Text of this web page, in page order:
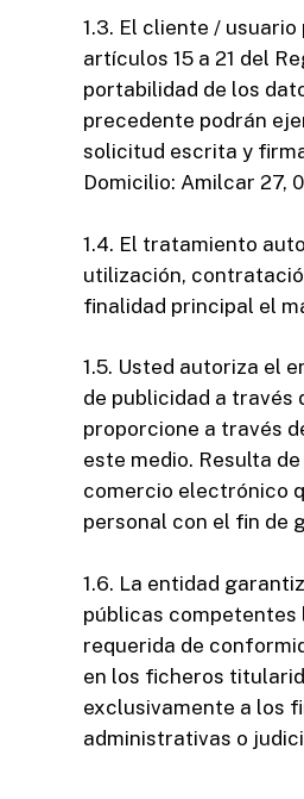
1.3. El cliente /
artículos 15 a 21 del
portabilidad de los
precedente podrán
solicitud escrita y
Domicilio: Amilcar 27,
1.4. El tratamiento
utilización,
finalidad principal el
1.5. Usted autoriza el
de publicidad a través
proporcione a través
este medio. Resulta
comercio electrónico
personal con el fin de
1.6. La entidad
públicas competentes
requerida de
en los ficheros
exclusivamente a los
administrativas o